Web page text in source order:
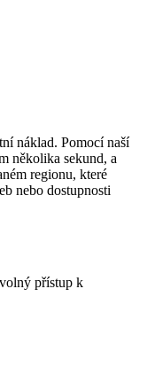
náklad. Pomocí naší
několika sekund, a
regionu, které
nebo dostupnosti
přístup k